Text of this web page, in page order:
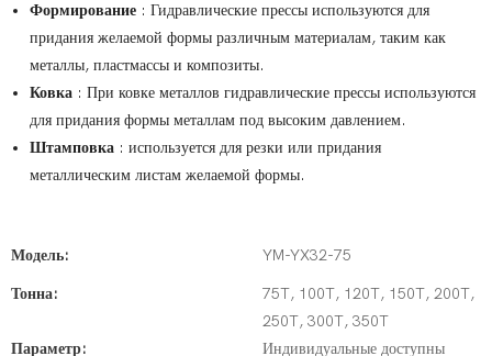
Формирование : Гидравлические прессы используются для
придания желаемой формы различным материалам, таким как
металлы, пластмассы и композиты.
Ковка : При ковке металлов гидравлические прессы используются
для придания формы металлам под высоким давлением.
Штамповка : используется для резки или придания
металлическим листам желаемой формы.
Модель: YM-YX32-75
Тонна:
75T, 100T, 120T, 150T, 200T,
250T, 300T, 350T
Параметр:
Индивидуальные доступны